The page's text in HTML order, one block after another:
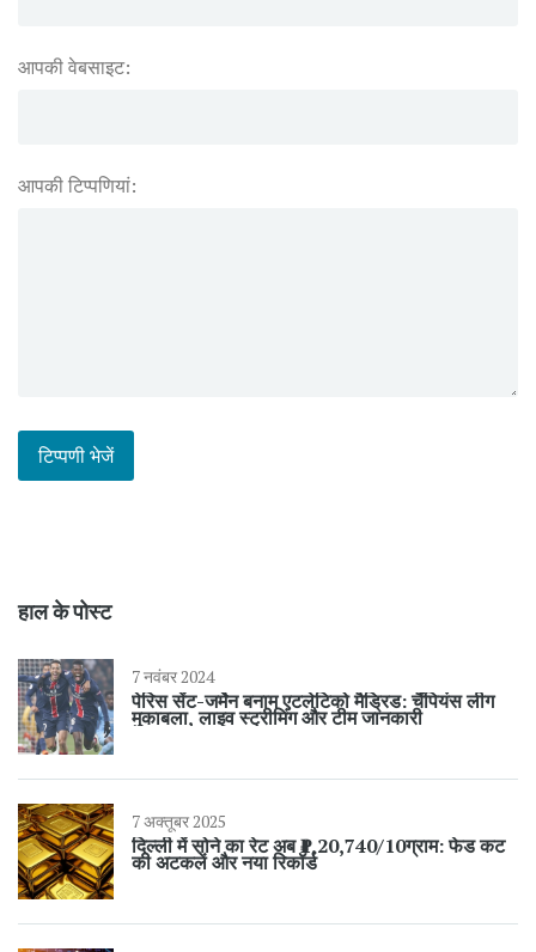
आपकी वेबसाइट:
आपकी टिप्पणियां:
हाल के पोस्ट
7 नवंबर 2024
पेरिस सेंट-जर्मेन बनाम एटलेटिको मैड्रिड: चैंपियंस लीग
मुकाबला, लाइव स्ट्रीमिंग और टीम जानकारी
7 अक्तूबर 2025
दिल्ली में सोने का रेट अब ₹1,20,740/10ग्राम: फेड कट
की अटकलें और नया रिकॉर्ड